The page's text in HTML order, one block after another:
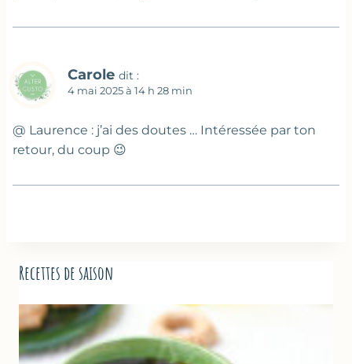
Carole dit :
4 mai 2025 à 14 h 28 min
@ Laurence : j’ai des doutes … Intéressée par ton
retour, du coup 😉
Recettes de saison